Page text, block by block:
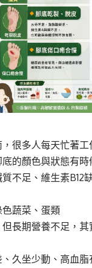
很多人每天忙著
的顏色與狀態有時
不足、維生素
蔬菜、蛋類
長期營養不足，
久坐少動、高血